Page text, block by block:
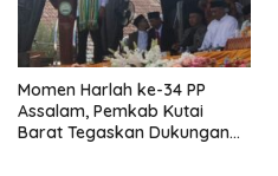
Momen Harlah ke-34 PP
Assalam, Pemkab Kutai
Barat Tegaskan Dukungan